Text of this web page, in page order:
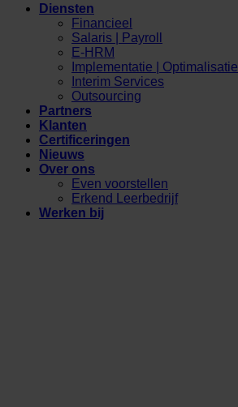
Diensten
Financieel
Salaris | Payroll
E-HRM
Implementatie | Optimalisatie
Interim Services
Outsourcing
Partners
Klanten
Certificeringen
Nieuws
Over ons
Even voorstellen
Erkend Leerbedrijf
Werken bij